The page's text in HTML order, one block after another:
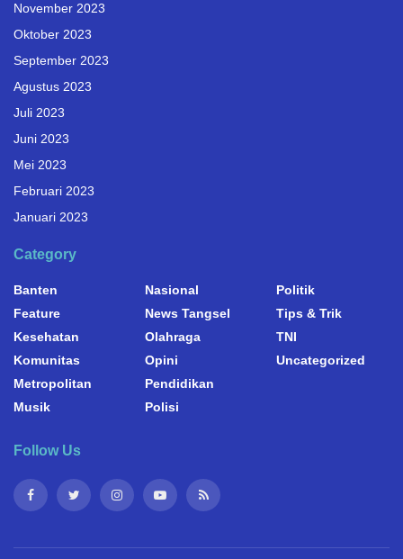
November 2023
Oktober 2023
September 2023
Agustus 2023
Juli 2023
Juni 2023
Mei 2023
Februari 2023
Januari 2023
Category
Banten
Feature
Kesehatan
Komunitas
Metropolitan
Musik
Nasional
News Tangsel
Olahraga
Opini
Pendidikan
Polisi
Politik
Tips & Trik
TNI
Uncategorized
Follow Us